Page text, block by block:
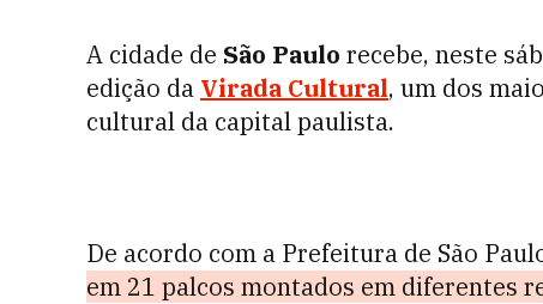
A cidade de São Paulo recebe, neste
edição da Virada Cultural, um dos
cultural da capital paulista.
De acordo com a Prefeitura de São
em 21 palcos montados em diferentes